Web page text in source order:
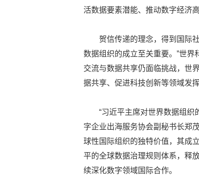
活数据要素潜能、推动数字经济
贺信传递的理念，得到国际
数据组织的成立至关重要。”世
交流与数据共享仍面临挑战，世
据共享、促进科技创新等领域发挥
“习近平主席对世界数据组织
字企业出海服务协会副秘书长郑
球性国际组织的独特价值，其成
平的全球数据治理规则体系，释
续深化数字领域国际合作。